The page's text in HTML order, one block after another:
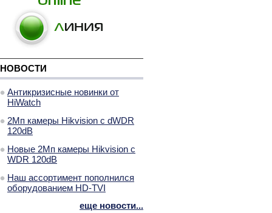
НОВОСТИ
Антикризисные новинки от
HiWatch
2Мп камеры Hikvision с dWDR
120dB
Новые 2Мп камеры Hikvision с
WDR 120dB
Наш ассортимент пополнился
оборудованием HD-TVI
еще новости...